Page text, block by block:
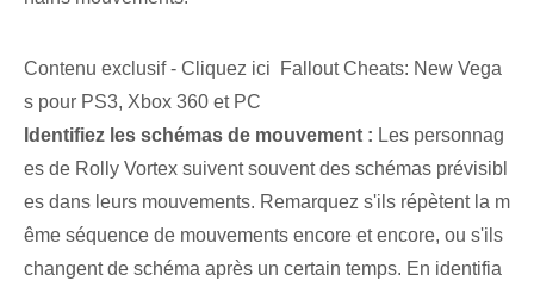
Contenu exclusif - Cliquez ici Fallout Cheats: New Vega
s pour PS3, Xbox 360 et PC
Identifiez les schémas de mouvement : Les personnag
es de Rolly Vortex suivent souvent des schémas prévisibl
es dans leurs mouvements. ⁢Remarquez s'ils répètent la m
ême séquence de mouvements encore et encore, ou s'ils
changent de schéma après un certain temps. En identifia